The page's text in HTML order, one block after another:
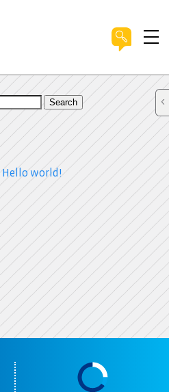
Search
Hello world!